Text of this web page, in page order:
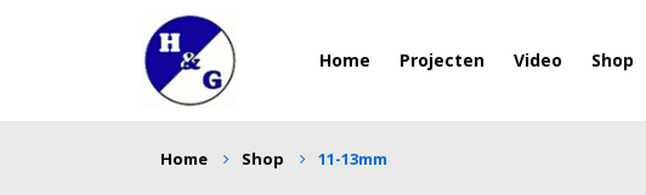
Home Projecten Video Shop
Home Shop 11-13mm